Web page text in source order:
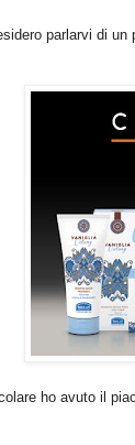
parlarvi di
ho avuto il